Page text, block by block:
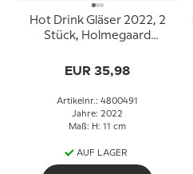
Hot Drink Gläser 2022, 2
Stück, Holmegaard
EUR 35,98
Artikelnr.: 4800491
Jahre: 2022
Maß: H: 11 cm
AUF LAGER